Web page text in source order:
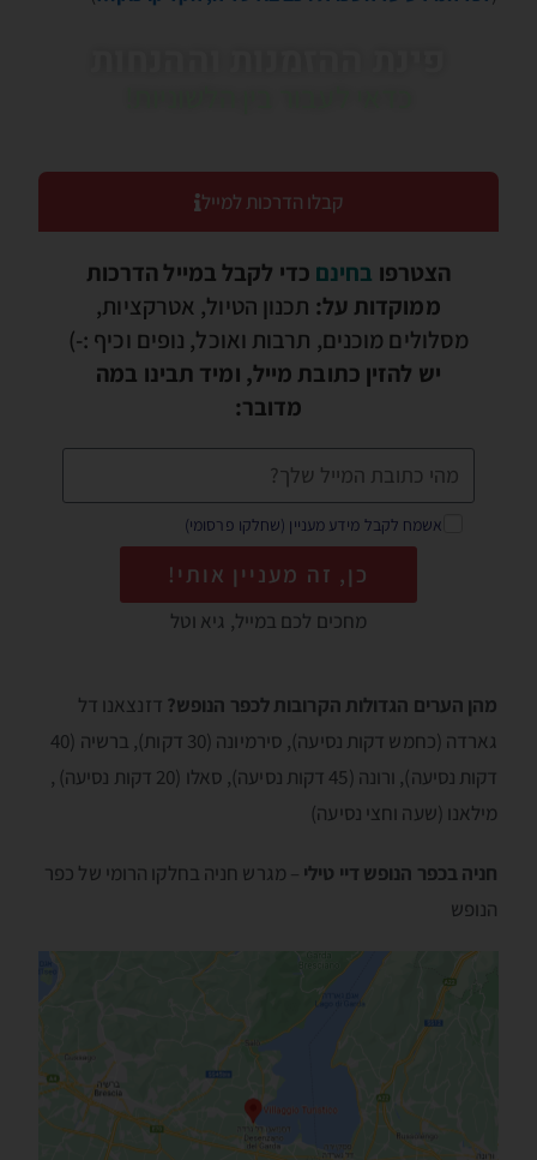
קבלו הדרכות למייל
הצטרפו בחינם כדי לקבל במייל הדרכות
ממוקדות על: תכנון הטיול, אטרקציות,
מסלולים מוכנים, תרבות ואוכל, נופים וכיף :-)
יש להזין כתובת מייל, ומיד תבינו במה
מדובר:
אשמח לקבל מידע מעניין (שחלקו פרסומי)
כן, זה מעניין אותי!
מחכים לכם במייל, גיא וטל
מהן הערים הגדולות הקרובות לכפר הנופש? דזנצאנו דל
גארדה (כחמש דקות נסיעה), סירמיונה (30 דקות), ברשיה (40
דקות נסיעה), ורונה (45 דקות נסיעה), סאלו (20 דקות נסיעה) ,
מילאנו (שעה וחצי נסיעה)
חניה בכפר הנופש דיי טילי – מגרש חניה בחלקו הרומי של כפר
הנופש